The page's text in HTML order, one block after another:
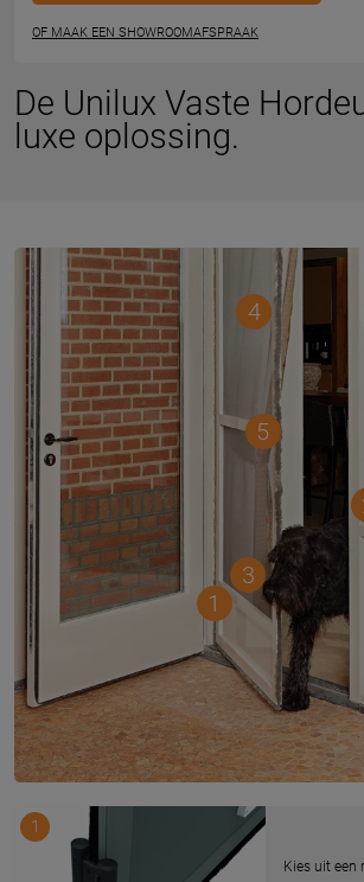
OF MAAK EEN SHOWROOMAFSPRAAK
De Unilux Vaste
luxe oplossing.
1
3
4
5
Kies uit een
1